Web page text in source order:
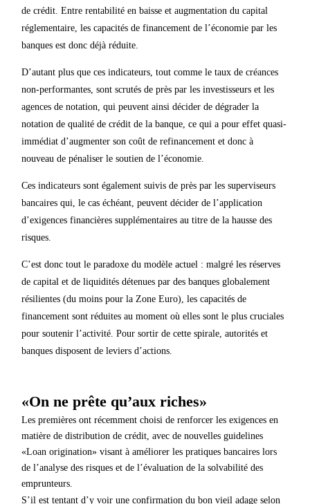
de crédit. Entre rentabilité en baisse et augmentation du capital
réglementaire, les capacités de financement de l’économie par les
banques est donc déjà réduite.
D’autant plus que ces indicateurs, tout comme le taux de créances
non-performantes, sont scrutés de près par les investisseurs et les
agences de notation, qui peuvent ainsi décider de dégrader la
notation de qualité de crédit de la banque, ce qui a pour effet quasi-
immédiat d’augmenter son coût de refinancement et donc à
nouveau de pénaliser le soutien de l’économie.
Ces indicateurs sont également suivis de près par les superviseurs
bancaires qui, le cas échéant, peuvent décider de l’application
d’exigences financières supplémentaires au titre de la hausse des
risques.
C’est donc tout le paradoxe du modèle actuel : malgré les réserves
de capital et de liquidités détenues par des banques globalement
résilientes (du moins pour la Zone Euro), les capacités de
financement sont réduites au moment où elles sont le plus cruciales
pour soutenir l’activité. Pour sortir de cette spirale, autorités et
banques disposent de leviers d’actions.
«On ne prête qu’aux riches»
Les premières ont récemment choisi de renforcer les exigences en
matière de distribution de crédit, avec de nouvelles guidelines
«Loan origination» visant à améliorer les pratiques bancaires lors
de l’analyse des risques et de l’évaluation de la solvabilité des
emprunteurs.
S’il est tentant d’y voir une confirmation du bon vieil adage selon